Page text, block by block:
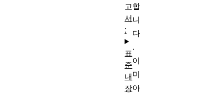
합
니
다
.
이
미
아
고
서
:
표
준
내
장